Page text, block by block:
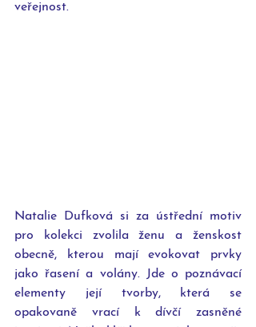
veřejnost.
pro kolekci zvolila ženu a ženskost
obecně, kterou mají evokovat prvky
jako řasení a volány. Jde o poznávací
elementy její tvorby, která se
opakovaně vrací k dívčí zasněné